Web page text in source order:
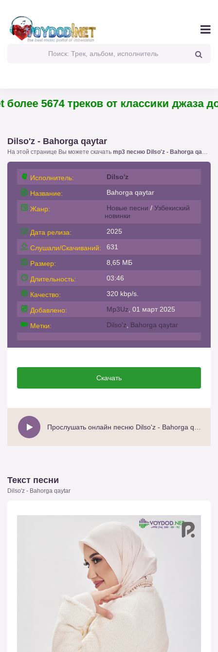
5674 треков от классики джаза до
Dilso'z - Bahorga qaytar
На этой странице Вы можете скачать mp3 песню Dilso'z - Bahorga qaytar
Исполнитель: Dilso'z
Название: Bahorga qaytar
Жанр: Новые песни / Узбекиский
новинки
Дата релиза: 2025
Слушали/Скачиваний: 631
Размер: 8,65 МБ
Длительность: 03:46
Качество: 320 kbp/s.
Добавлено: Mp3Uz , 01 март 2025
Метки: Dilso'z Bahorga qaytar
Скачать
Текст песни
Dilso'z - Bahorga qaytar